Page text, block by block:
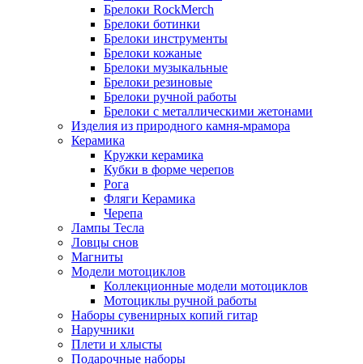
Брелоки RockMerch
Брелоки ботинки
Брелоки инструменты
Брелоки кожаные
Брелоки музыкальные
Брелоки резиновые
Брелоки ручной работы
Брелоки с металлическими жетонами
Изделия из природного камня-мрамора
Керамика
Кружки керамика
Кубки в форме черепов
Рога
Фляги Керамика
Черепа
Лампы Тесла
Ловцы снов
Магниты
Модели мотоциклов
Коллекционные модели мотоциклов
Мотоциклы ручной работы
Наборы сувенирных копий гитар
Наручники
Плети и хлысты
Подарочные наборы